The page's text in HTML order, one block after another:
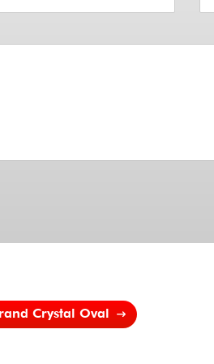
Crystal Oval